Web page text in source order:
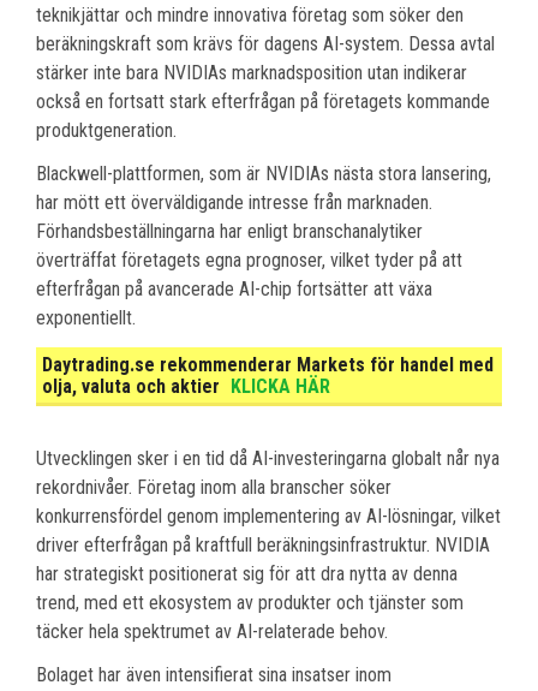
teknikjättar och mindre innovativa företag som söker den
beräkningskraft som krävs för dagens AI-system. Dessa avtal
stärker inte bara NVIDIAs marknadsposition utan indikerar
också en fortsatt stark efterfrågan på företagets kommande
produktgeneration.
Blackwell-plattformen, som är NVIDIAs nästa stora lansering,
har mött ett överväldigande intresse från marknaden.
Förhandsbeställningarna har enligt branschanalytiker
överträffat företagets egna prognoser, vilket tyder på att
efterfrågan på avancerade AI-chip fortsätter att växa
exponentiellt.
Daytrading.se rekommenderar Markets för handel med
olja, valuta och aktier
KLICKA HÄR
Utvecklingen sker i en tid då AI-investeringarna globalt når nya
rekordnivåer. Företag inom alla branscher söker
konkurrensfördel genom implementering av AI-lösningar, vilket
driver efterfrågan på kraftfull beräkningsinfrastruktur. NVIDIA
har strategiskt positionerat sig för att dra nytta av denna
trend, med ett ekosystem av produkter och tjänster som
täcker hela spektrumet av AI-relaterade behov.
Bolaget har även intensifierat sina insatser inom